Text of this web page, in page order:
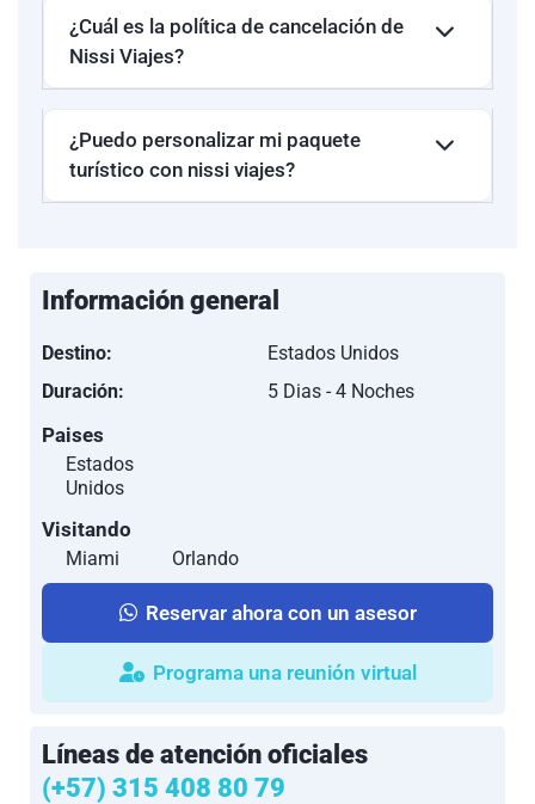
Center. (Desayuno
incluido)
(Desayuno
Ésta es la relación de los hoteles utilizados más
frecuentemente en este circuito. Reflejada tan sólo a efectos
indicativos, pudiendo ser el pasajero alojado en
establecimientos similares o alternativos en la misma
¿Cuál es la política de cancelación de
Nissi Viajes?
¿Puedo personalizar mi paquete
turístico con nissi viajes?
Información general
Destino:
Estados Unidos
Duración:
5 Dias - 4 Noches
Paises
Estados
Unidos
Visitando
Miami Orlando
Reservar ahora con un asesor
Programa una reunión virtual
Líneas de atención oficiales
(+57) 315 408 80 79